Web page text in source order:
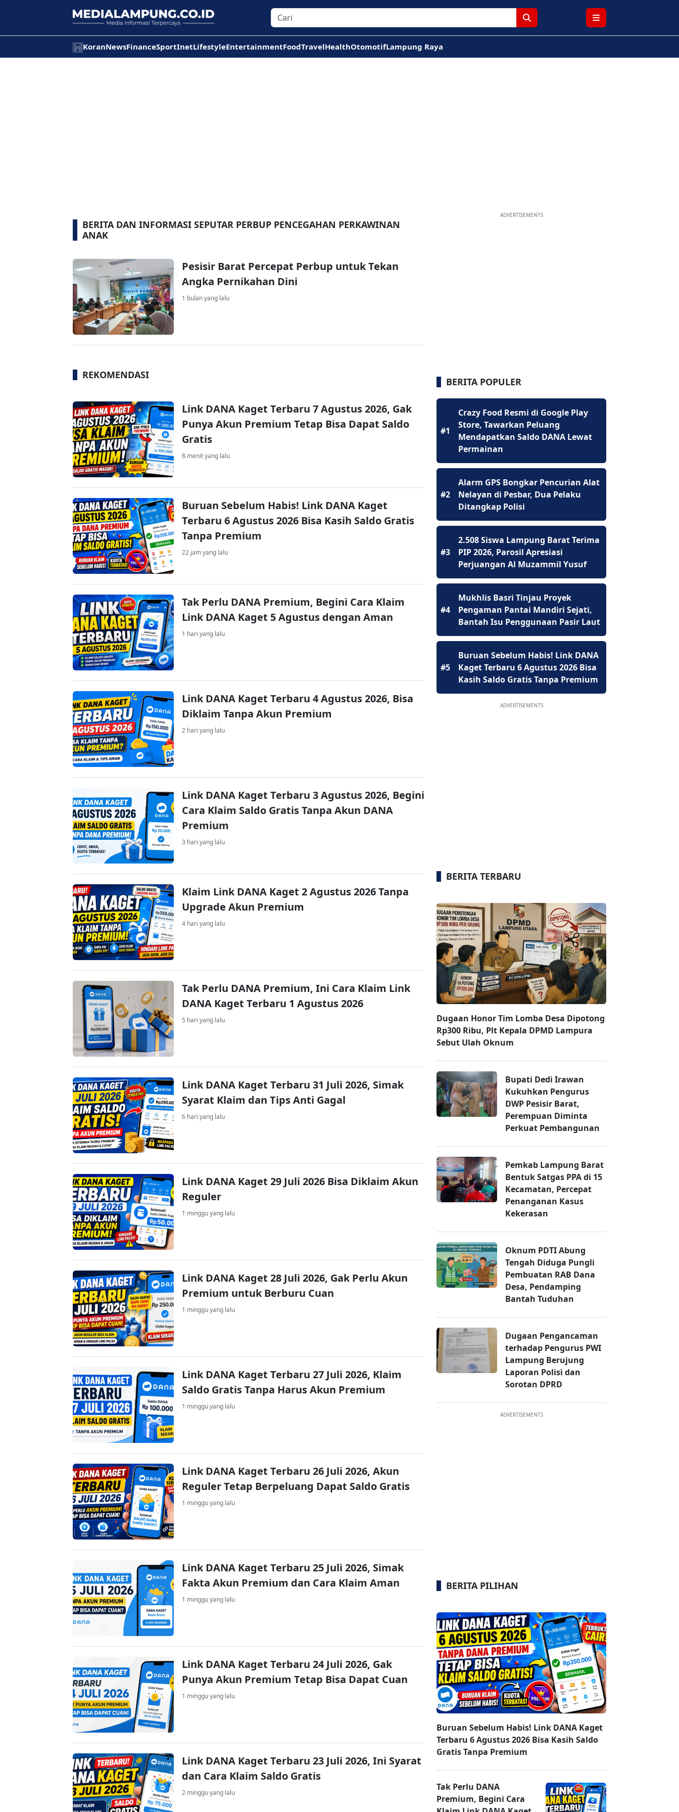
KoranNewsFinanceSportInetLifestyleEntertainmentFoodTravelHealthOtomotifLampung Raya
BERITA DAN INFORMASI SEPUTAR PERBUP PENCEGAHAN PERKAWINAN
ANAK
Pesisir Barat Percepat Perbup untuk Tekan
Angka Pernikahan Dini
1 bulan yang lalu
REKOMENDASI
Link DANA Kaget Terbaru 7 Agustus 2026, Gak
Punya Akun Premium Tetap Bisa Dapat Saldo
Gratis
8 menit yang lalu
Buruan Sebelum Habis! Link DANA Kaget
Terbaru 6 Agustus 2026 Bisa Kasih Saldo Gratis
Tanpa Premium
22 jam yang lalu
Tak Perlu DANA Premium, Begini Cara Klaim
Link DANA Kaget 5 Agustus dengan Aman
1 hari yang lalu
Link DANA Kaget Terbaru 4 Agustus 2026, Bisa
Diklaim Tanpa Akun Premium
2 hari yang lalu
Link DANA Kaget Terbaru 3 Agustus 2026, Begini
Cara Klaim Saldo Gratis Tanpa Akun DANA
Premium
3 hari yang lalu
Klaim Link DANA Kaget 2 Agustus 2026 Tanpa
Upgrade Akun Premium
4 hari yang lalu
Tak Perlu DANA Premium, Ini Cara Klaim Link
DANA Kaget Terbaru 1 Agustus 2026
5 hari yang lalu
Link DANA Kaget Terbaru 31 Juli 2026, Simak
Syarat Klaim dan Tips Anti Gagal
6 hari yang lalu
Link DANA Kaget 29 Juli 2026 Bisa Diklaim Akun
Reguler
1 minggu yang lalu
Link DANA Kaget 28 Juli 2026, Gak Perlu Akun
Premium untuk Berburu Cuan
1 minggu yang lalu
Link DANA Kaget Terbaru 27 Juli 2026, Klaim
Saldo Gratis Tanpa Harus Akun Premium
1 minggu yang lalu
Link DANA Kaget Terbaru 26 Juli 2026, Akun
Reguler Tetap Berpeluang Dapat Saldo Gratis
1 minggu yang lalu
Link DANA Kaget Terbaru 25 Juli 2026, Simak
Fakta Akun Premium dan Cara Klaim Aman
1 minggu yang lalu
Link DANA Kaget Terbaru 24 Juli 2026, Gak
Punya Akun Premium Tetap Bisa Dapat Cuan
1 minggu yang lalu
Link DANA Kaget Terbaru 23 Juli 2026, Ini Syarat
dan Cara Klaim Saldo Gratis
2 minggu yang lalu
ADVERTISEMENTS
BERITA POPULER
#1
Crazy Food Resmi di Google Play
Store, Tawarkan Peluang
Mendapatkan Saldo DANA Lewat
Permainan
#2
Alarm GPS Bongkar Pencurian Alat
Nelayan di Pesbar, Dua Pelaku
Ditangkap Polisi
#3
2.508 Siswa Lampung Barat Terima
PIP 2026, Parosil Apresiasi
Perjuangan Al Muzammil Yusuf
#4
Mukhlis Basri Tinjau Proyek
Pengaman Pantai Mandiri Sejati,
Bantah Isu Penggunaan Pasir Laut
#5
Buruan Sebelum Habis! Link DANA
Kaget Terbaru 6 Agustus 2026 Bisa
Kasih Saldo Gratis Tanpa Premium
ADVERTISEMENTS
BERITA TERBARU
Dugaan Honor Tim Lomba Desa Dipotong
Rp300 Ribu, Plt Kepala DPMD Lampura
Sebut Ulah Oknum
Bupati Dedi Irawan
Kukuhkan Pengurus
DWP Pesisir Barat,
Perempuan Diminta
Perkuat Pembangunan
Pemkab Lampung Barat
Bentuk Satgas PPA di 15
Kecamatan, Percepat
Penanganan Kasus
Kekerasan
Oknum PDTI Abung
Tengah Diduga Pungli
Pembuatan RAB Dana
Desa, Pendamping
Bantah Tuduhan
Dugaan Pengancaman
terhadap Pengurus PWI
Lampung Berujung
Laporan Polisi dan
Sorotan DPRD
ADVERTISEMENTS
BERITA PILIHAN
Buruan Sebelum Habis! Link DANA Kaget
Terbaru 6 Agustus 2026 Bisa Kasih Saldo
Gratis Tanpa Premium
Tak Perlu DANA
Premium, Begini Cara